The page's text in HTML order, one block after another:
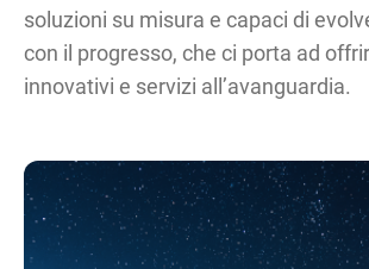
soluzioni su misura e capaci di
con il progresso, che ci porta ad
innovativi e servizi all’avanguardia.